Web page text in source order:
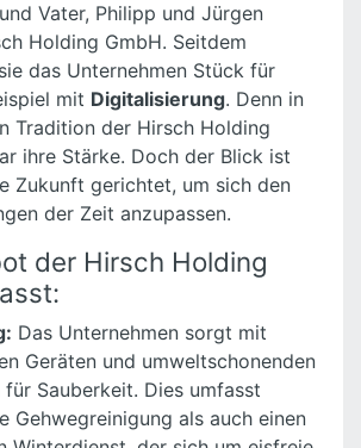
Vater, Philipp und Jürgen
Holding GmbH. Seitdem
das Unternehmen Stück für
mit Digitalisierung. Denn in
Tradition der Hirsch Holding
ihre Stärke. Doch der Blick ist
Zukunft gerichtet, um sich den
der Zeit anzupassen.
der Hirsch Holding
Das Unternehmen sorgt mit
Geräten und umweltschonenden
für Sauberkeit. Dies umfasst
Gehwegreinigung als auch einen